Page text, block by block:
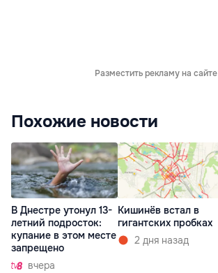
Разместить рекламу на сайте
Похожие новости
В Днестре утонул 13-
летний подросток:
купание в этом месте
запрещено
вчера
Кишинёв встал в
гигантских пробках
2 дня назад